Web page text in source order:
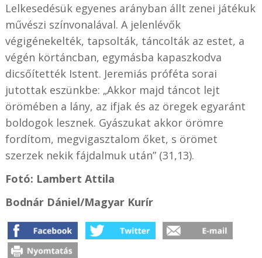
Lelkesedésük egyenes arányban állt zenei játékuk
művészi színvonalával. A jelenlévők
végigénekelték, tapsolták, táncolták az estet, a
végén körtáncban, egymásba kapaszkodva
dicsőítették Istent. Jeremiás próféta sorai
jutottak eszünkbe: „Akkor majd táncot lejt
örömében a lány, az ifjak és az öregek egyaránt
boldogok lesznek. Gyászukat akkor örömre
fordítom, megvigasztalom őket, s örömet
szerzek nekik fájdalmuk után” (31,13).
Fotó: Lambert Attila
Bodnár Dániel/Magyar Kurír